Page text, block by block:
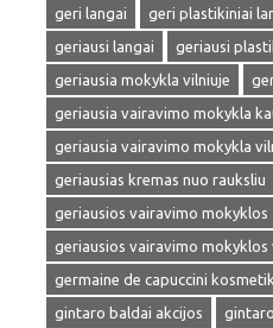
geri langai
geri plastikiniai
geriausi langai
geriausi
geriausia mokykla vilniuje
geriausia vairavimo mokykla
geriausia vairavimo mokykla
geriausias kremas nuo rauksliu
geriausios vairavimo mokyklos
geriausios vairavimo mokyklos
germaine de capuccini
gintaro baldai akcijos